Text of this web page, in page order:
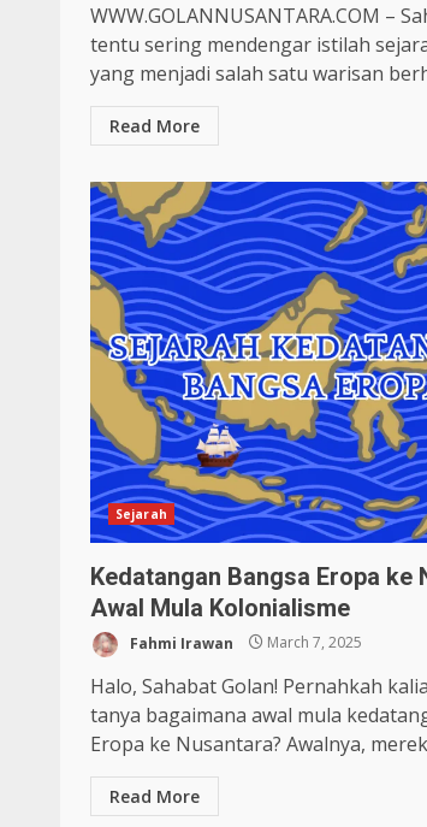
WWW.GOLANNUSANTARA.COM –
tentu sering mendengar istilah
yang menjadi salah satu warisan
Read More
Sejarah
Kedatangan Bangsa Eropa ke
Awal Mula Kolonialisme
Fahmi Irawan March 7, 2025
Halo, Sahabat Golan! Pernahkah
tanya bagaimana awal mula
Eropa ke Nusantara? Awalnya,
Read More